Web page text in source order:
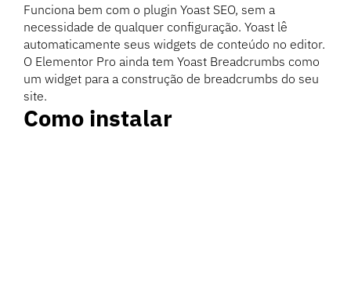
Funciona bem com o plugin Yoast SEO, sem a
necessidade de qualquer configuração. Yoast lê
automaticamente seus widgets de conteúdo no editor.
O Elementor Pro ainda tem Yoast Breadcrumbs como
um widget para a construção de breadcrumbs do seu
site.
Como instalar